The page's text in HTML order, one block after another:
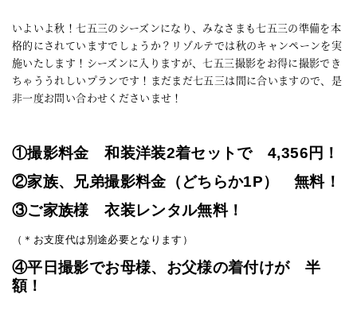
いよいよ秋！七五三のシーズンになり、みなさまも七五三の準備を本
格的にされていますでしょうか？リゾルテでは秋のキャンペーンを実
施いたします！シーズンに入りますが、七五三撮影をお得に撮影でき
ちゃううれしいプランです！まだまだ七五三は間に合いますので、是
非一度お問い合わせくださいませ！
①撮影料金 和装洋装2着セットで 4,356円！
②家族、兄弟撮影料金（どちらか1P） 無料！
③ご家族様 衣装レンタル無料！
（＊お支度代は別途必要となります）
④平日撮影でお母様、お父様の着付けが 半
額！